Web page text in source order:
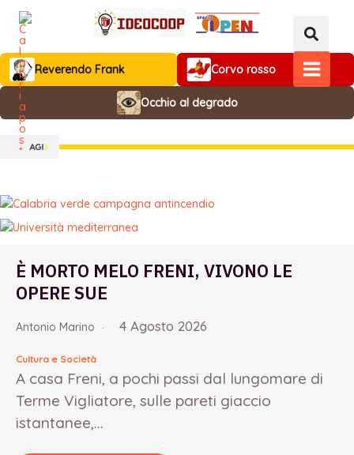
contenuto
MAIN
Reverendo Frank Corvo rosso
Occhio al degrado
È MORTO MELO FRENI, VIVONO LE
OPERE SUE
Antonio Marino 4 Agosto 2026
Cultura e Società
A casa Freni, a pochi passi dal lungomare di
Terme Vigliatore, sulle pareti giaccio
istantanee,...